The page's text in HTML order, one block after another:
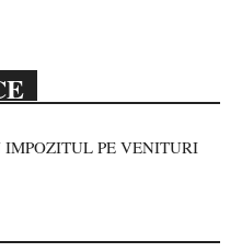
PE VENITURI